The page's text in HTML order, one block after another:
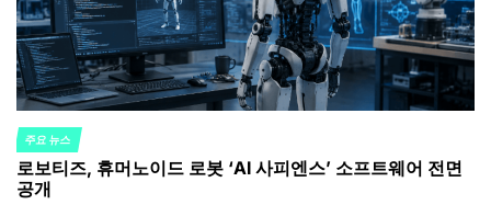
POSTED
IN
주요 뉴스
로보티즈, 휴머노이드 로봇 ‘AI 사피엔스’ 소프트웨어 전면
공개